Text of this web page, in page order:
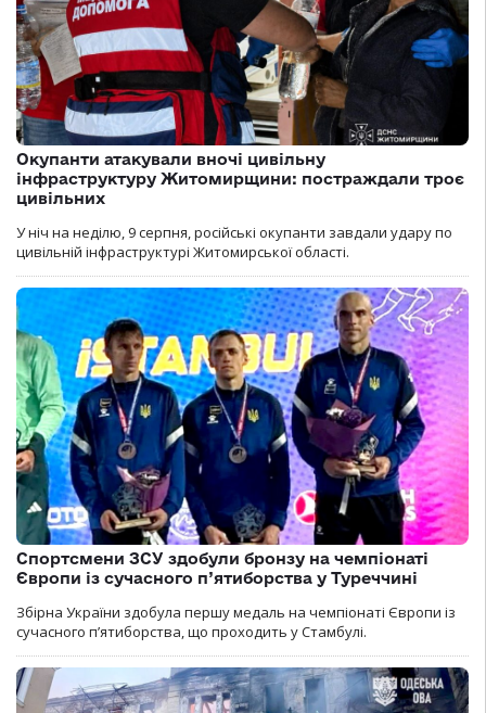
Окупанти атакували вночі цивільну
інфраструктуру Житомирщини: постраждали троє
цивільних
У ніч на неділю, 9 серпня, російські окупанти завдали удару по
цивільній інфраструктурі Житомирської області.
Спортсмени ЗСУ здобули бронзу на чемпіонаті
Європи із сучасного п’ятиборства у Туреччині
Збірна України здобула першу медаль на чемпіонаті Європи із
сучасного п’ятиборства, що проходить у Стамбулі.